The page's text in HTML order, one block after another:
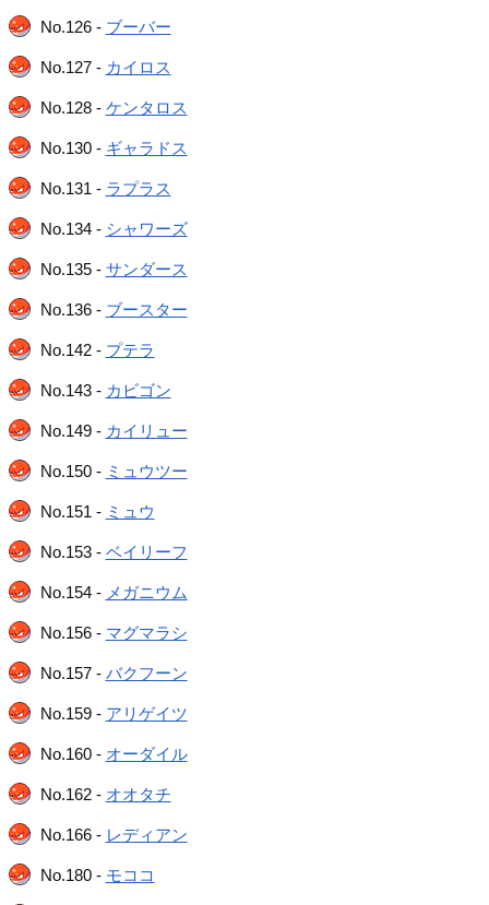
No.126 - ブーバー
No.127 - カイロス
No.128 - ケンタロス
No.130 - ギャラドス
No.131 - ラプラス
No.134 - シャワーズ
No.135 - サンダース
No.136 - ブースター
No.142 - プテラ
No.143 - カビゴン
No.149 - カイリュー
No.150 - ミュウツー
No.151 - ミュウ
No.153 - ベイリーフ
No.154 - メガニウム
No.156 - マグマラシ
No.157 - バクフーン
No.159 - アリゲイツ
No.160 - オーダイル
No.162 - オオタチ
No.166 - レディアン
No.180 - モココ